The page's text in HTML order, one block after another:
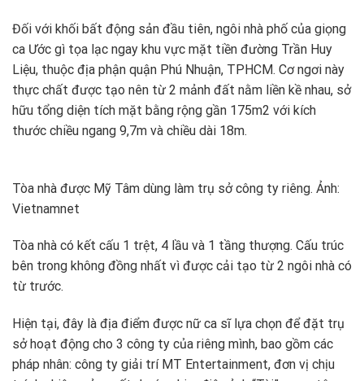
Đối với khối bất động sản đầu tiên, ngôi nhà phố của giọng
ca Ước gì tọa lạc ngay khu vực mặt tiền đường Trần Huy
Liệu, thuộc địa phận quận Phú Nhuận, TPHCM. Cơ ngơi này
thực chất được tạo nên từ 2 mảnh đất nằm liền kề nhau, sở
hữu tổng diện tích mặt bằng rộng gần 175m2 với kích
thước chiều ngang 9,7m và chiều dài 18m.
Tòa nhà được Mỹ Tâm dùng làm trụ sở công ty riêng. Ảnh:
Vietnamnet
Tòa nhà có kết cấu 1 trệt, 4 lầu và 1 tầng thượng. Cấu trúc
bên trong không đồng nhất vì được cải tạo từ 2 ngôi nhà có
từ trước.
Hiện tại, đây là địa điểm được nữ ca sĩ lựa chọn để đặt trụ
sở hoạt động cho 3 công ty của riêng mình, bao gồm các
pháp nhân: công ty giải trí MT Entertainment, đơn vị chịu